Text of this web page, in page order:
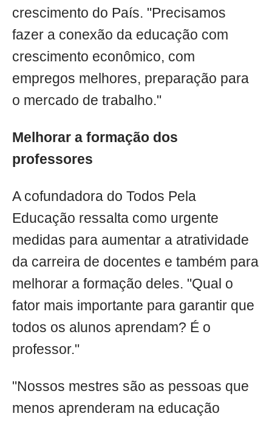
crescimento do País. "Precisamos
fazer a conexão da educação com
crescimento econômico, com
empregos melhores, preparação para
o mercado de trabalho."
Melhorar a formação dos
professores
A cofundadora do Todos Pela
Educação ressalta como urgente
medidas para aumentar a atratividade
da carreira de docentes e também para
melhorar a formação deles. "Qual o
fator mais importante para garantir que
todos os alunos aprendam? É o
professor."
"Nossos mestres são as pessoas que
menos aprenderam na educação